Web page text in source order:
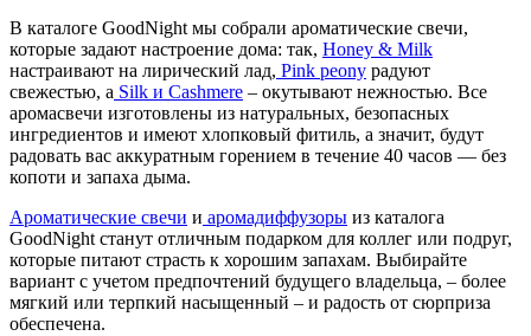
В каталоге GoodNight мы собрали ароматические свечи,
которые задают настроение дома: так, Honey & Milk
настраивают на лирический лад, Pink peony радуют
свежестью, а Silk и Cashmere – окутывают нежностью. Все
аромасвечи изготовлены из натуральных, безопасных
ингредиентов и имеют хлопковый фитиль, а значит, будут
радовать вас аккуратным горением в течение 40 часов — без
копоти и запаха дыма.
Ароматические свечи и аромадиффузоры из каталога
GoodNight станут отличным подарком для коллег или подруг,
которые питают страсть к хорошим запахам. Выбирайте
вариант с учетом предпочтений будущего владельца, – более
мягкий или терпкий насыщенный – и радость от сюрприза
обеспечена.